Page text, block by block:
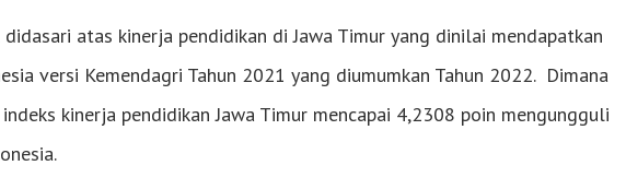
atas kinerja pendidikan di Jawa Timur yang dinilai mendapatkan
versi Kemendagri Tahun 2021 yang diumumkan Tahun 2022. Dimana
kinerja pendidikan Jawa Timur mencapai 4,2308 poin mengungguli